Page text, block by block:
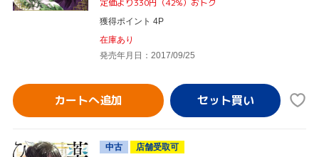
獲得ポイント 4P
在庫あり
発売年月日：2017/09/25
カートへ追加
中古
店舗受取可